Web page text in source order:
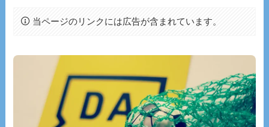
当ページのリンクには広告が含まれています。